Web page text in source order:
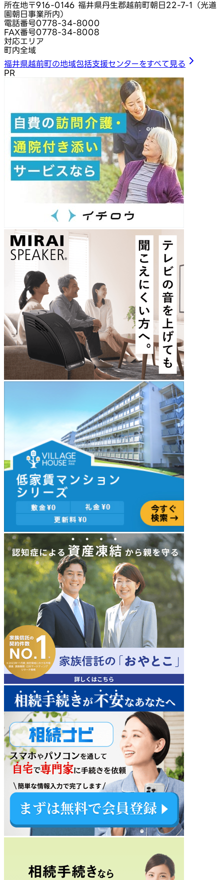
所在地〒916-0146 福井県丹生郡越前町朝日22-7-1（光道
園朝日事業所内）
電話番号0778-34-8000
FAX番号0778-34-8008
対応エリア
町内全域
福井県越前町の地域包括支援センターをすべて見る
PR